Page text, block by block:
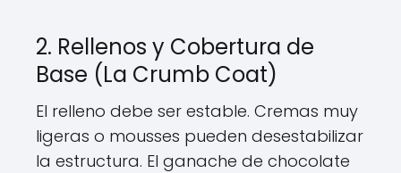
2. Rellenos y Cobertura de
Base (La Crumb Coat)
El relleno debe ser estable. Cremas muy
ligeras o mousses pueden desestabilizar
la estructura. El ganache de chocolate